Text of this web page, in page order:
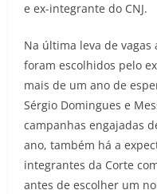
e ex-integrante do CNJ.
Na última leva de vagas
foram escolhidos pelo
mais de um ano de
Sérgio Domingues e
campanhas engajadas
ano, também há a
integrantes da Corte
antes de escolher um